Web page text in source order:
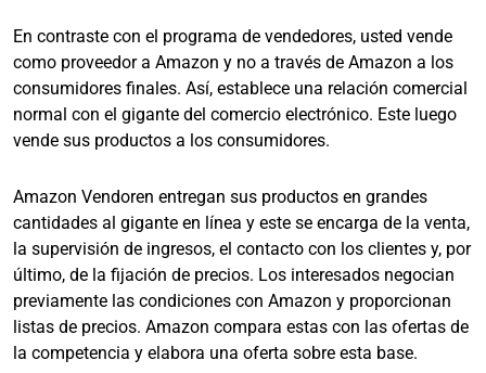
En contraste con el programa de vendedores, usted vende
como proveedor a Amazon y no a través de Amazon a los
consumidores finales. Así, establece una relación comercial
normal con el gigante del comercio electrónico. Este luego
vende sus productos a los consumidores.
Amazon Vendoren entregan sus productos en grandes
cantidades al gigante en línea y este se encarga de la venta,
la supervisión de ingresos, el contacto con los clientes y, por
último, de la fijación de precios. Los interesados negocian
previamente las condiciones con Amazon y proporcionan
listas de precios. Amazon compara estas con las ofertas de
la competencia y elabora una oferta sobre esta base.